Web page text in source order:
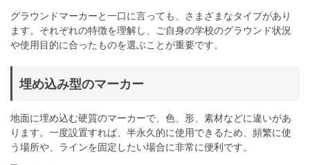
グラウンドマーカーと一口に言っても、さまざまなタイプがあり
ます。それぞれの特徴を理解し、ご自身の学校のグラウンド状況
や使用目的に合ったものを選ぶことが重要です。
埋め込み型のマーカー
地面に埋め込む硬質のマーカーで、色、形、素材などに違いがあ
ります。一度設置すれば、半永久的に使用できるため、頻繁に使
う場所や、ラインを固定したい場合に非常に便利です。